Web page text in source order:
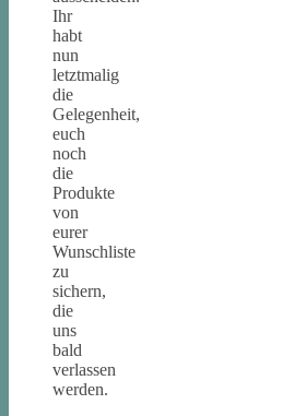
Ihr
habt
nun
letztmalig
die
Gelegenheit,
euch
noch
die
Produkte
von
eurer
Wunschliste
zu
sichern,
die
uns
bald
verlassen
werden.